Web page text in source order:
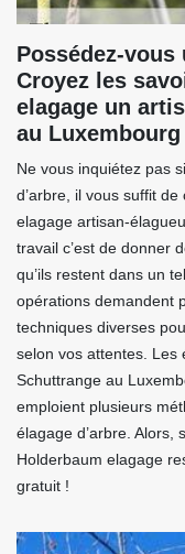
Possédez-vous
Croyez les
elagage un
au Luxembourg
Ne vous inquiétez pas
d’arbre, il vous suffit
elagage artisan-
travail c’est de donner
qu’ils restent dans un
opérations demandent
techniques diverses
selon vos attentes. Les
Schuttrange au
emploient plusieurs
élagage d’arbre. Alors,
Holderbaum elagage
gratuit !